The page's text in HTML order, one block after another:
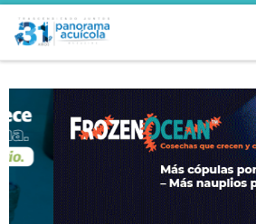
Skip to content